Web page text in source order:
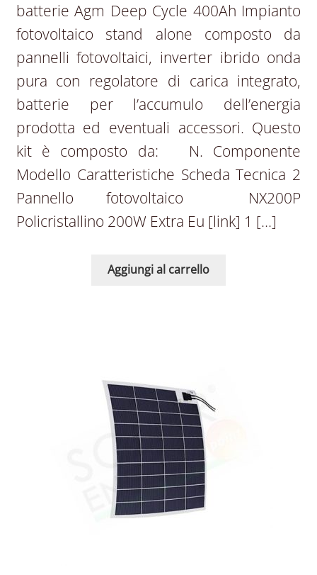
batterie Agm Deep Cycle 400Ah Impianto
fotovoltaico stand alone composto da
pannelli fotovoltaici, inverter ibrido onda
pura con regolatore di carica integrato,
batterie per l’accumulo dell’energia
prodotta ed eventuali accessori. Questo
kit è composto da: N. Componente
Modello Caratteristiche Scheda Tecnica 2
Pannello fotovoltaico NX200P
Policristallino 200W Extra Eu [link] 1 […]
Aggiungi al carrello